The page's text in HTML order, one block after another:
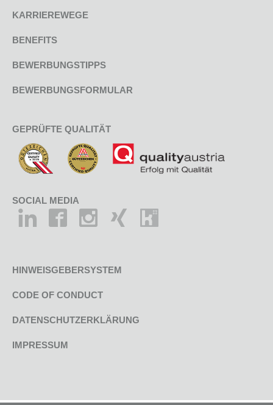
KARRIEREWEGE
BENEFITS
BEWERBUNGSTIPPS
BEWERBUNGSFORMULAR
GEPRÜFTE QUALITÄT
SOCIAL MEDIA
HINWEISGEBERSYSTEM
CODE OF CONDUCT
DATENSCHUTZERKLÄRUNG
IMPRESSUM